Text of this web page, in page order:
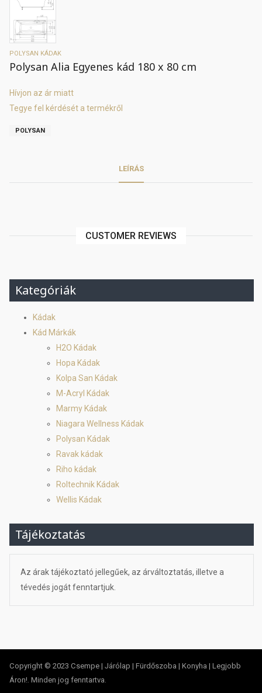
POLYSAN KÁDAK
Polysan Alia Egyenes kád 180 x 80 cm
Hívjon az ár miatt
Tegye fel kérdését a termékről
POLYSAN
LEÍRÁS
CUSTOMER REVIEWS
Kategóriák
Kádak
Kád Márkák
H2O Kádak
Hopa Kádak
Kolpa San Kádak
M-Acryl Kádak
Marmy Kádak
Niagara Wellness Kádak
Polysan Kádak
Ravak kádak
Riho kádak
Roltechnik Kádak
Wellis Kádak
Tájékoztatás
Az árak tájékoztató jellegűek, az árváltoztatás, illetve a
tévedés jogát fenntartjuk.
Copyright © 2023 Csempe | Járólap | Fürdőszoba | Konyha | Legjobb
Áron!. Minden jog fenntartva.